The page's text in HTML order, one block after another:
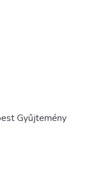
Gyűjtemény